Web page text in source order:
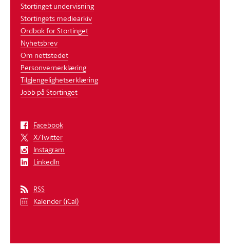
Stortinget undervisning
Stortingets mediearkiv
Ordbok for Stortinget
Nyhetsbrev
Om nettstedet
Personvernerklæring
Tilgjengelighetserklæring
Jobb på Stortinget
Facebook
X/Twitter
Instagram
LinkedIn
RSS
Kalender (iCal)